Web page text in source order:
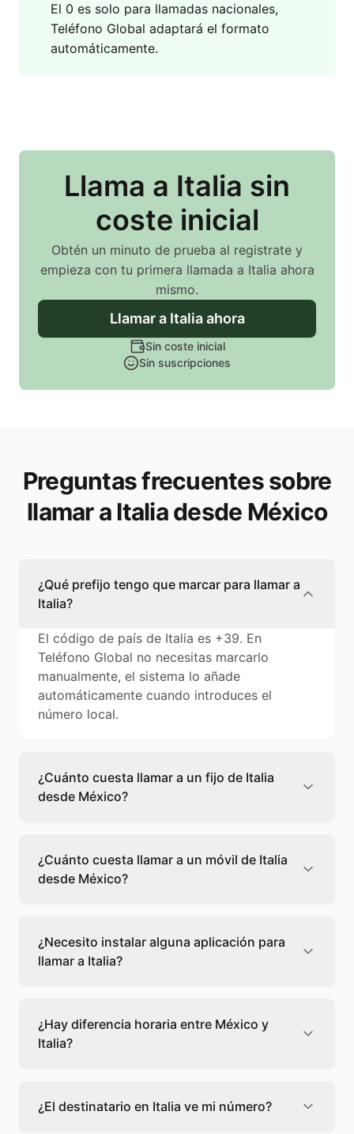
El 0 es solo para llamadas nacionales,
Teléfono Global adaptará el formato
automáticamente.
Llama a Italia sin
coste inicial
Obtén un minuto de prueba al registrate y
empieza con tu primera llamada a Italia ahora
mismo.
Llamara Italiaahora
Sin coste inicial
Sin suscripciones
Preguntas frecuentes sobre
llamar a Italia desde México
¿Qué prefijo tengo que marcar para llamar a
Italia?
El código de país de Italia es +39. En
Teléfono Global no necesitas marcarlo
manualmente, el sistema lo añade
automáticamente cuando introduces el
número local.
¿Cuánto cuesta llamar a un fijo de Italia
desde México?
0,04 €/min con Teléfono Global. Verás el
precio exacto antes de marcar para que
sepas qué vas a gastar.
¿Cuánto cuesta llamar a un móvil de Italia
desde México?
cuesta 0,04 €/min con Teléfono Global. Pagas
solo los minutos que hablas, sin cuotas ni
permanencia.
¿Necesito instalar alguna aplicación para
llamar a Italia?
desde tu navegador web. Solo necesitas una
conexión a internet y podrás llamar
directamente a Italia.
¿Hay diferencia horaria entre México y
Italia?
escoge el mejor momento
llamar a a Italia.
¿El destinatario en Italia ve mi número?